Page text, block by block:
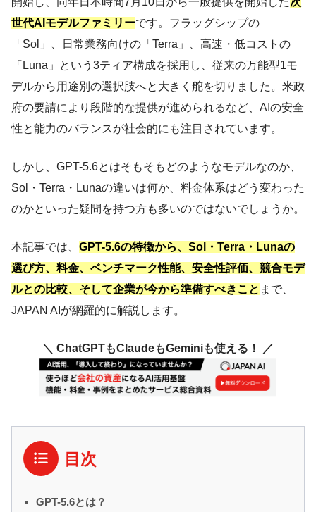
世代AIモデルファミリーです。フラッグシップの
「Sol」、日常業務向けの「Terra」、高速・低コストの
「Luna」という3ティア構成を採用し、従来の万能型1モ
デルから用途別の選択肢へと大きく舵を切りました。米政
府の要請により段階的な提供が進められるなど、AIの安全
性と能力のバランスが社会的にも注目されています。
しかし、GPT-5.6とはそもそもどのようなモデルなのか、
Sol・Terra・Lunaの違いは何か、料金体系はどう変わった
のかといった疑問を持つ方も多いのではないでしょうか。
本記事では、 GPT-5.6の特徴から、Sol・Terra・Lunaの
選び方、料金、ベンチマーク性能、安全性評価、競合モデ
ルとの比較、そして企業が今から準備すべきこと まで、
JAPAN AIが網羅的に解説します。
＼ ChatGPTもClaudeもGeminiも使える！ ／
目次
GPT-5.6とは？